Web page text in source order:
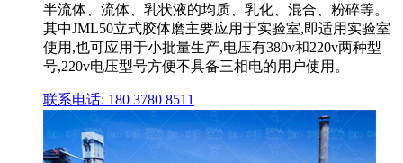
半流体、流体、乳状液的均质、乳化、混合、粉碎等。
其中JML50立式胶体磨主要应用于实验室,即适用实验室
使用,也可应用于小批量生产,电压有380v和220v两种型
号,220v电压型号方便不具备三相电的用户使用。
联系电话: 180 3780 8511